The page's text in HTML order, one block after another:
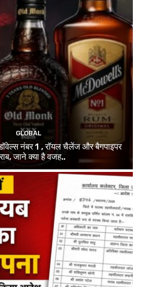
GLOBAL
नंबर 1 , रॉयल चैलेंज और बैगपाइपर
जाने क्या है वजह..